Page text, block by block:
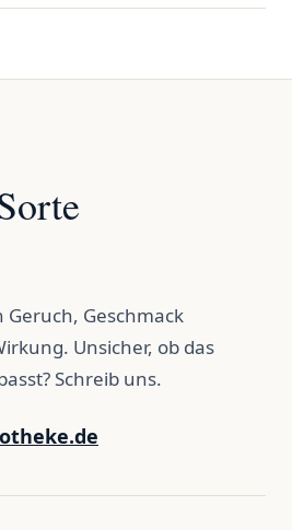
Geschmack
Unsicher, ob das
Schreib uns.